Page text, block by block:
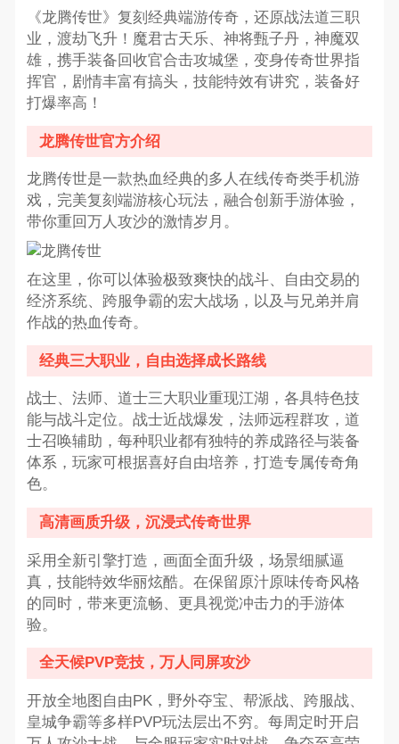
《龙腾传世》复刻经典端游传奇，还原战法道三职
业，渡劫飞升！魔君古天乐、神将甄子丹，神魔双
雄，携手装备回收官合击攻城堡，变身传奇世界指
挥官，剧情丰富有搞头，技能特效有讲究，装备好
打爆率高！
龙腾传世官方介绍
龙腾传世是一款热血经典的多人在线传奇类手机游
戏，完美复刻端游核心玩法，融合创新手游体验，
带你重回万人攻沙的激情岁月。
在这里，你可以体验极致爽快的战斗、自由交易的
经济系统、跨服争霸的宏大战场，以及与兄弟并肩
作战的热血传奇。
经典三大职业，自由选择成长路线
战士、法师、道士三大职业重现江湖，各具特色技
能与战斗定位。战士近战爆发，法师远程群攻，道
士召唤辅助，每种职业都有独特的养成路径与装备
体系，玩家可根据喜好自由培养，打造专属传奇角
色。
高清画质升级，沉浸式传奇世界
采用全新引擎打造，画面全面升级，场景细腻逼
真，技能特效华丽炫酷。在保留原汁原味传奇风格
的同时，带来更流畅、更具视觉冲击力的手游体
验。
全天候PVP竞技，万人同屏攻沙
开放全地图自由PK，野外夺宝、帮派战、跨服战、
皇城争霸等多样PVP玩法层出不穷。每周定时开启